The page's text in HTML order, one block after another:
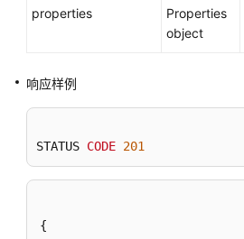
properties
Properties
object
响应样例
STATUS CODE 201
{